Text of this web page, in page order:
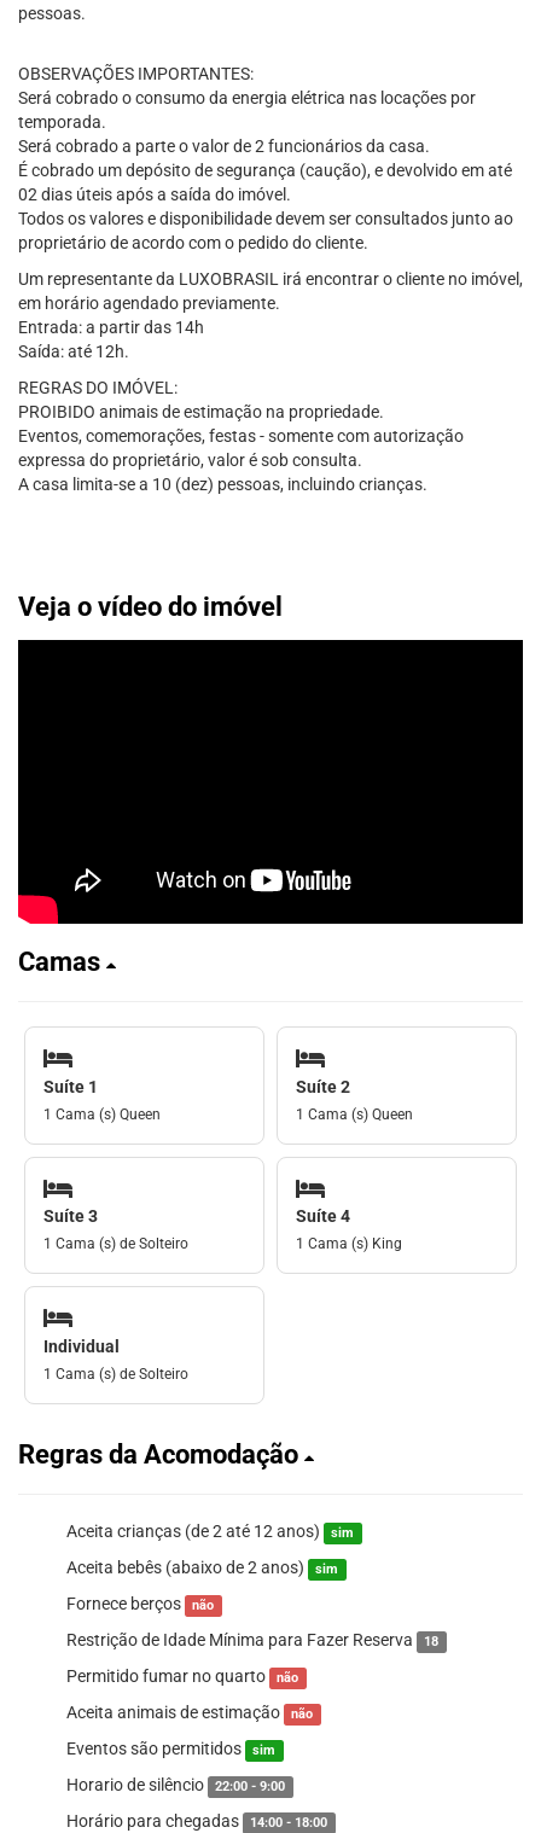
pessoas.
OBSERVAÇÕES IMPORTANTES:
Será cobrado o consumo da energia elétrica nas locações por
temporada.
Será cobrado a parte o valor de 2 funcionários da casa.
É cobrado um depósito de segurança (caução), e devolvido em até
02 dias úteis após a saída do imóvel.
Todos os valores e disponibilidade devem ser consultados junto ao
proprietário de acordo com o pedido do cliente.
Um representante da LUXOBRASIL irá encontrar o cliente no imóvel,
em horário agendado previamente.
Entrada: a partir das 14h
Saída: até 12h.
REGRAS DO IMÓVEL:
PROIBIDO animais de estimação na propriedade.
Eventos, comemorações, festas - somente com autorização
expressa do proprietário, valor é sob consulta.
A casa limita-se a 10 (dez) pessoas, incluindo crianças.
Veja o vídeo do imóvel
Camas
Suíte 1
1 Cama (s) Queen
Suíte 2
1 Cama (s) Queen
Suíte 3
1 Cama (s) de Solteiro
Suíte 4
1 Cama (s) King
Individual
1 Cama (s) de Solteiro
Regras da Acomodação
Aceita crianças (de 2 até 12 anos) sim
Aceita bebês (abaixo de 2 anos) sim
Fornece berços não
Restrição de Idade Mínima para Fazer Reserva 18
Permitido fumar no quarto não
Aceita animais de estimação não
Eventos são permitidos sim
Horario de silêncio 22:00 - 9:00
Horário para chegadas 14:00 - 18:00